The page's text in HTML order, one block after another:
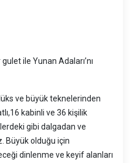
ile Yunan Adaları’nı
ve büyük teknelerinden
kabinli ve 36 kişilik
gibi dalgadan ve
Büyük olduğu için
dinlenme ve keyif alanları